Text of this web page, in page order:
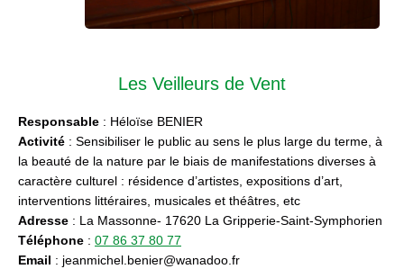
Les Veilleurs de Vent
Responsable : Héloïse BENIER
Activité : Sensibiliser le public au sens le plus large du terme, à
la beauté de la nature par le biais de manifestations diverses à
caractère culturel : résidence d’artistes, expositions d’art,
interventions littéraires, musicales et théâtres, etc
Adresse : La Massonne- 17620 La Gripperie-Saint-Symphorien
Téléphone : 07 86 37 80 77
Email : jeanmichel.benier@wanadoo.fr